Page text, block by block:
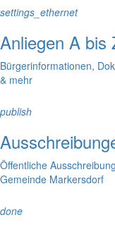
settings_ethernet
Anliegen A bis
Bürgerinformationen,
& mehr
publish
Öffentliche
Gemeinde Markersdorf
done